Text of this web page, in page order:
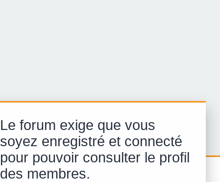
Le forum exige que vous
soyez enregistré et connecté
pour pouvoir consulter le profil
des membres.